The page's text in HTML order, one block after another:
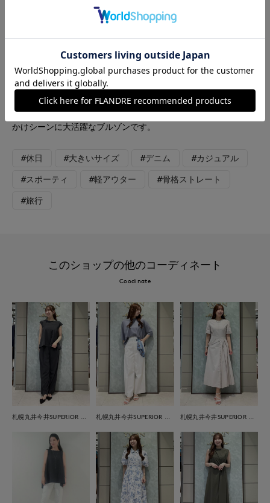
【着用サイズ、スタンドブルゾン9号、半袖ニット9号、デニム9
号】 サッと羽織るだけでキマるスタンドブルゾンはちょっとし
たお出かけから旅行まで気軽に羽織れる万能ブルゾンです。 ボ
リューム感のあるスタンドブルゾンにハイウエストのストレート
デニムを合わせることで、上半身のボリュームを引き締め脚長効
果を演出します。 オフホワイトのブルゾンとライトブルーのデ
ニムという明るく清潔感のある配色が爽やかな印象を与えます。
ラフになりすぎず旅行などでのアクティブな観光など様々なお出
かけシーンに大活躍なブルゾンです。
#休日 #大きいサイズ #デニム #カジュアル
#スポーティ #軽アウター #骨格ストレート
#旅行
このショップの他のコーディネート
Coodinate